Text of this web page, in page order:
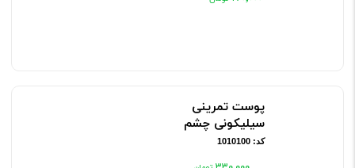
پوست تمرینی
سیلیکونی چشم
کد: 1010100